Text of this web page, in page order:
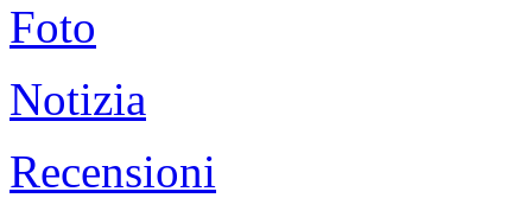
Foto
Notizia
Recensioni